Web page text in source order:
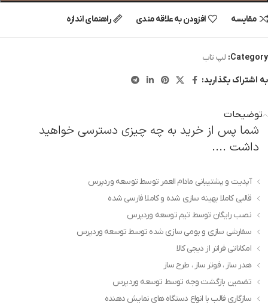
مقایسه افزودن به علاقه مندی راهنمای اندازه
Category: لپ تاب
به اشتراک بگذارید:
توضیحات
شما پس از خرید به چه چیزی دسترسی خواهید
داشت ....
آپدیت و پشتیبانی مادام العمر توسط توسعه وردپرس
قالبی کاملا بهینه سازی شده و کاملا فارسی شده
نصب رایگان توسط تیم توسعه وردپرس
سفارشی سازی و بومی سازی شده توسط توسعه وردپرس
امکاناتی فراتر از دیجی کالا
هدر ساز ، فوتر ساز ، طرح ساز
تضمین بازگشت وجه توسط توسعه وردپرس
سازگاری قالب با انواع دستگاه های نمایش دهنده